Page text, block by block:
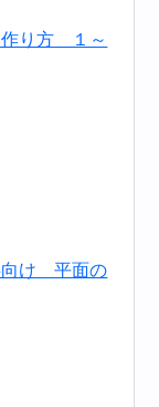
り方 １～
け 平面の